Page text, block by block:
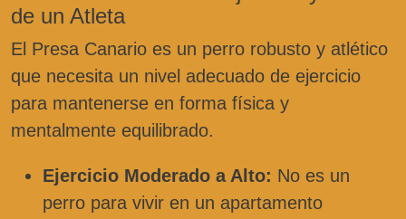
de un Atleta
El Presa Canario es un perro robusto y atlético
que necesita un nivel adecuado de ejercicio
para mantenerse en forma física y
mentalmente equilibrado.
Ejercicio Moderado a Alto: No es un
perro para vivir en un apartamento